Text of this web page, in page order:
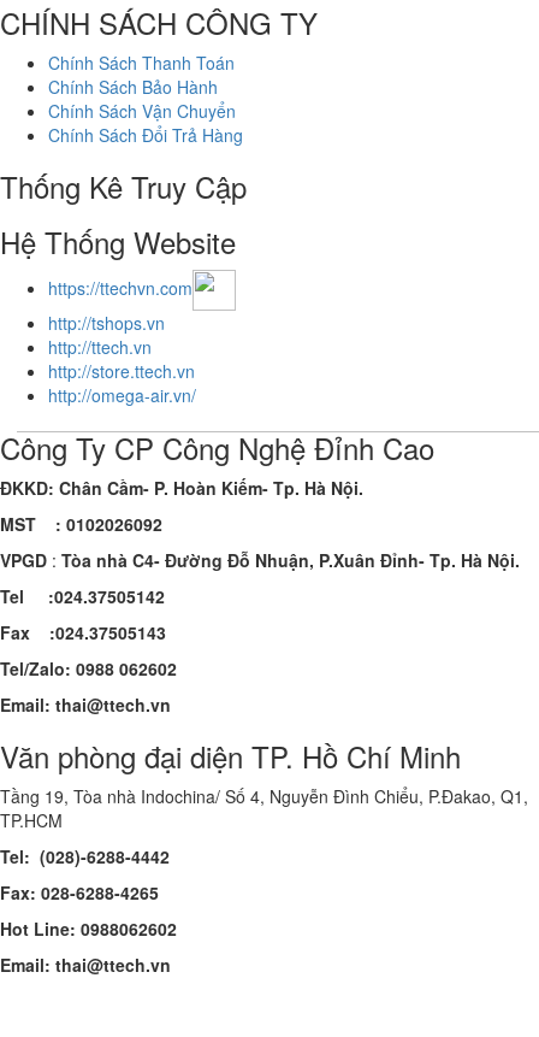
CHÍNH SÁCH CÔNG TY
Chính Sách Thanh Toán
Chính Sách Bảo Hành
Chính Sách Vận Chuyển
Chính Sách Đổi Trả Hàng
Thống Kê Truy Cập
Hệ Thống Website
https://ttechvn.com
http://tshops.vn
http://ttech.vn
http://store.ttech.vn
http://omega-air.vn/
Công Ty CP Công Nghệ Đỉnh Cao
ĐKKD: Chân Cầm- P. Hoàn Kiếm- Tp. Hà Nội.
MST : 0102026092
VPGD : Tòa nhà C4- Đường Đỗ Nhuận, P.Xuân Đỉnh- Tp. Hà Nội.
Tel :024.37505142
Fax :024.37505143
Tel/Zalo: 0988 062602
Email: thai@ttech.vn
Văn phòng đại diện TP. Hồ Chí Minh
Tầng 19, Tòa nhà Indochina/ Số 4, Nguyễn Đình Chiểu, P.Đakao, Q1,
TP.HCM
Tel: (028)-6288-4442
Fax: 028-6288-4265
Hot Line: 0988062602
Email: thai@ttech.vn